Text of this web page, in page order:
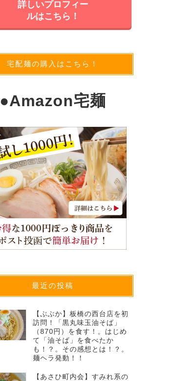
詳しいプロフィー
ルはこちら！
宅配麺の購入はこちら！
●Amazon宅麺
最近の投稿
【ぶぶか】板橋の西台店を初
訪問！「黒丸味玉油そば」
（870円）を食す！。はじめ
て「油そば」を食べたか
も！？。その感想とは！？。
麺ヘラ発動！！
【あさひ町内会】すみれ系の